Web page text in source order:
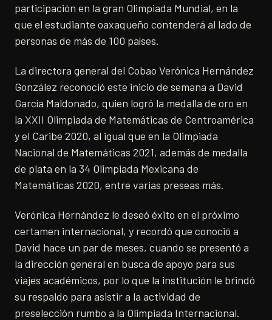
participación en la gran Olimpiada Mundial, en la
que el estudiante oaxaqueño contenderá al lado de
personas de más de 100 países.
La directora general del Cobao Verónica Hernández
González reconoció este inicio de semana a David
García Maldonado, quien logró la medalla de oro en
la XXII Olimpiada de Matemáticas de Centroamérica
y el Caribe 2020, al igual que en la Olimpiada
Nacional de Matemáticas 2021, además de medalla
de plata en la 34 Olimpiada Mexicana de
Matemáticas 2020, entre varias preseas más.
Verónica Hernández le deseó éxito en el próximo
certamen internacional, y recordó que conoció a
David hace un par de meses, cuando se presentó a
la dirección general en busca de apoyo para sus
viajes académicos, por lo que la institución le brindó
su respaldo para asistir a la actividad de
preselección rumbo a la Olimpiada Internacional.